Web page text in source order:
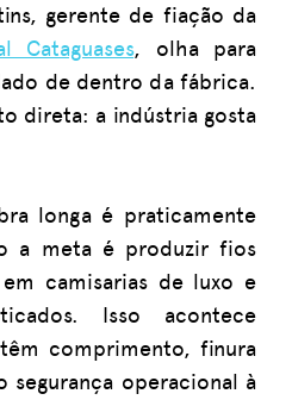
gerente de fiação da
Cataguases, olha para
de dentro da fábrica.
direta: a indústria gosta
longa é praticamente
a meta é produzir fios
camisarias de luxo e
Isso acontece
comprimento, finura
segurança operacional à